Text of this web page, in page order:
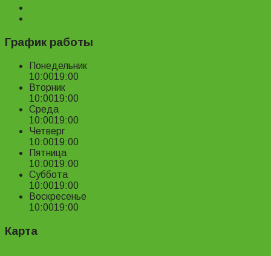
График работы
Понедельник
10:0019:00
Вторник
10:0019:00
Среда
10:0019:00
Четверг
10:0019:00
Пятница
10:0019:00
Суббота
10:0019:00
Воскресенье
10:0019:00
Карта